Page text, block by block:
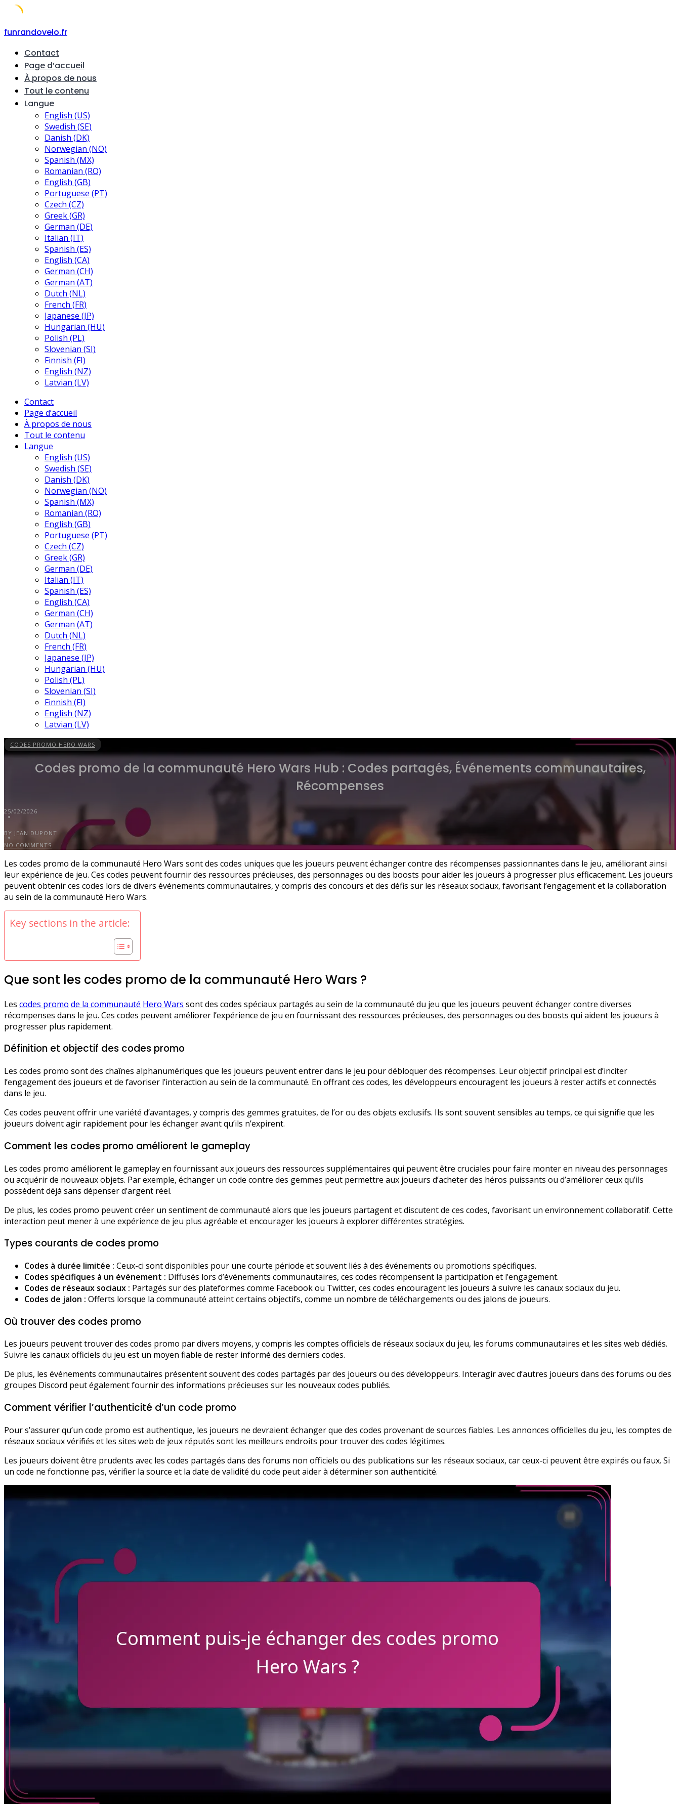
Skip
content
funrandovelo.fr
Contact
Page d’accueil
À propos de nous
Tout le contenu
Langue
English (US)
Swedish (SE)
Danish (DK)
Norwegian (NO)
Spanish (MX)
Romanian (RO)
English (GB)
Portuguese (PT)
Czech (CZ)
Greek (GR)
German (DE)
Italian (IT)
Spanish (ES)
English (CA)
German (CH)
German (AT)
Dutch (NL)
French (FR)
Japanese (JP)
Hungarian (HU)
Polish (PL)
Slovenian (SI)
Finnish (FI)
English (NZ)
Latvian (LV)
Contact
Page d’accueil
À propos de nous
Tout le contenu
Langue
English (US)
Swedish (SE)
Danish (DK)
Norwegian (NO)
Spanish (MX)
Romanian (RO)
English (GB)
Portuguese (PT)
Czech (CZ)
Greek (GR)
German (DE)
Italian (IT)
Spanish (ES)
English (CA)
German (CH)
German (AT)
Dutch (NL)
French (FR)
Japanese (JP)
Hungarian (HU)
Polish (PL)
Slovenian (SI)
Finnish (FI)
English (NZ)
Latvian (LV)
CODES PROMO HERO WARS
Codes promo de la communauté Hero Wars Hub : Codes partagés, Événements communautaires,
Récompenses
25/02/2026
BY JEAN DUPONT
NO COMMENTS
Les codes promo de la communauté Hero Wars sont des codes uniques que les joueurs peuvent échanger contre des récompenses passionnantes dans le jeu, améliorant ainsi
leur expérience de jeu. Ces codes peuvent fournir des ressources précieuses, des personnages ou des boosts pour aider les joueurs à progresser plus efficacement. Les joueurs
peuvent obtenir ces codes lors de divers événements communautaires, y compris des concours et des défis sur les réseaux sociaux, favorisant l’engagement et la collaboration
au sein de la communauté Hero Wars.
Key sections in the article:
Que sont les codes promo de la communauté Hero Wars ?
Les codes promo de la communauté Hero Wars sont des codes spéciaux partagés au sein de la communauté du jeu que les joueurs peuvent échanger contre diverses
récompenses dans le jeu. Ces codes peuvent améliorer l’expérience de jeu en fournissant des ressources précieuses, des personnages ou des boosts qui aident les joueurs à
progresser plus rapidement.
Définition et objectif des codes promo
Les codes promo sont des chaînes alphanumériques que les joueurs peuvent entrer dans le jeu pour débloquer des récompenses. Leur objectif principal est d’inciter
l’engagement des joueurs et de favoriser l’interaction au sein de la communauté. En offrant ces codes, les développeurs encouragent les joueurs à rester actifs et connectés
dans le jeu.
Ces codes peuvent offrir une variété d’avantages, y compris des gemmes gratuites, de l’or ou des objets exclusifs. Ils sont souvent sensibles au temps, ce qui signifie que les
joueurs doivent agir rapidement pour les échanger avant qu’ils n’expirent.
Comment les codes promo améliorent le gameplay
Les codes promo améliorent le gameplay en fournissant aux joueurs des ressources supplémentaires qui peuvent être cruciales pour faire monter en niveau des personnages
ou acquérir de nouveaux objets. Par exemple, échanger un code contre des gemmes peut permettre aux joueurs d’acheter des héros puissants ou d’améliorer ceux qu’ils
possèdent déjà sans dépenser d’argent réel.
De plus, les codes promo peuvent créer un sentiment de communauté alors que les joueurs partagent et discutent de ces codes, favorisant un environnement collaboratif. Cette
interaction peut mener à une expérience de jeu plus agréable et encourager les joueurs à explorer différentes stratégies.
Types courants de codes promo
Codes à durée limitée : Ceux-ci sont disponibles pour une courte période et souvent liés à des événements ou promotions spécifiques.
Codes spécifiques à un événement : Diffusés lors d’événements communautaires, ces codes récompensent la participation et l’engagement.
Codes de réseaux sociaux : Partagés sur des plateformes comme Facebook ou Twitter, ces codes encouragent les joueurs à suivre les canaux sociaux du jeu.
Codes de jalon : Offerts lorsque la communauté atteint certains objectifs, comme un nombre de téléchargements ou des jalons de joueurs.
Où trouver des codes promo
Les joueurs peuvent trouver des codes promo par divers moyens, y compris les comptes officiels de réseaux sociaux du jeu, les forums communautaires et les sites web dédiés.
Suivre les canaux officiels du jeu est un moyen fiable de rester informé des derniers codes.
De plus, les événements communautaires présentent souvent des codes partagés par des joueurs ou des développeurs. Interagir avec d’autres joueurs dans des forums ou des
groupes Discord peut également fournir des informations précieuses sur les nouveaux codes publiés.
Comment vérifier l’authenticité d’un code promo
Pour s’assurer qu’un code promo est authentique, les joueurs ne devraient échanger que des codes provenant de sources fiables. Les annonces officielles du jeu, les comptes de
réseaux sociaux vérifiés et les sites web de jeux réputés sont les meilleurs endroits pour trouver des codes légitimes.
Les joueurs doivent être prudents avec les codes partagés dans des forums non officiels ou des publications sur les réseaux sociaux, car ceux-ci peuvent être expirés ou faux. Si
un code ne fonctionne pas, vérifier la source et la date de validité du code peut aider à déterminer son authenticité.